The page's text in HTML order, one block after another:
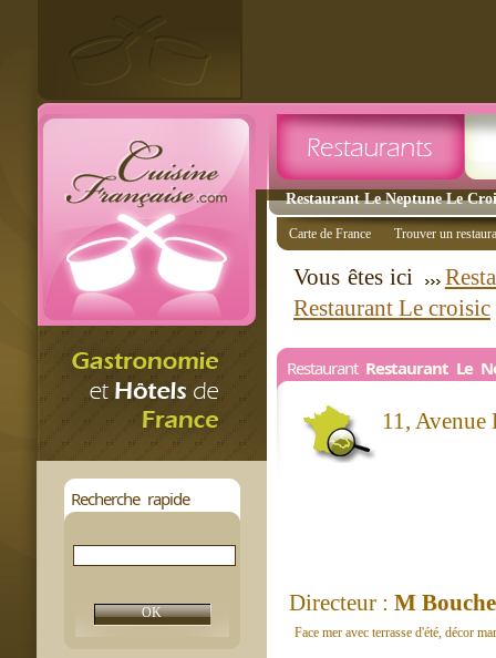
Restaurant Le Neptune Le
Recherche rapide
Carte de France Trouver un
Vous êtes ici
Restaurant Le croisic
Restaurant Restaurant Le
11,
Directeur : M
Face mer avec terrasse d'été, décor